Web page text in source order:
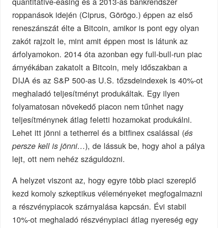
roppanások idején (Ciprus, Görögo.) éppen az első
reneszánszát élte a Bitcoin, amikor is pont egy olyan
zakót rajzolt le, mint amit éppen most is látunk az
árfolyamokon. 2014 óta azonban egy full-bull-run piac
árnyékában zakatolt a Bitcoin, mely időszakban a
DIJA és az S&P 500-as U.S. tőzsdeindexek is 40%-ot
meghaladó teljesítményt produkáltak. Egy ilyen
folyamatosan növekedő piacon nem tűnhet nagy
teljesítménynek átlag feletti hozamokat produkálni.
Lehet itt jönni a tetherrel és a bitfinex csalással (és
persze kell is jönni…), de lássuk be, hogy ahol a pálya
lejt, ott nem nehéz száguldozni.
A helyzet viszont az, hogy egyre több piaci szereplő
kezd komoly szkeptikus véleményeket megfogalmazni
a részvénypiacok szárnyalása kapcsán. Évi stabil
10%-ot meghaladó részvénypiaci átlag nyereség egy